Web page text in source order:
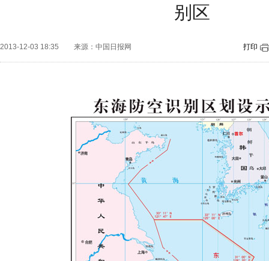
别区
2013-12-03 18:35 来源：中国日报网 打印